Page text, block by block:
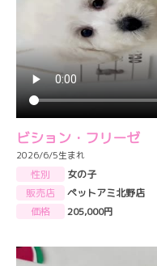
ビション・フリーゼ
2026/6/5生まれ
性別
女の子
販売店
ペットアミ北野店
価格
205,000円